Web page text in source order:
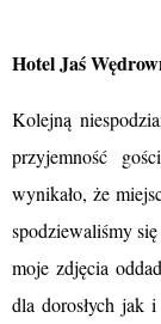
Hotel Jaś
Kolejną
przyjemność
wynikało, że
spodziewaliśmy
moje zdjęcia
dla dorosłych jak